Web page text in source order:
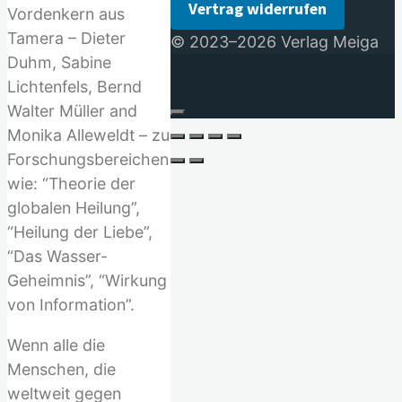
Vordenkern aus
Tamera – Dieter
Duhm, Sabine
Lichtenfels, Bernd
Walter Müller and
Monika Alleweldt – zu
Forschungsbereichen
wie: “Theorie der
globalen Heilung”,
“Heilung der Liebe”,
“Das Wasser-
Geheimnis”, “Wirkung
von Information”.
Wenn alle die
Menschen, die
weltweit gegen
Vertrag widerrufen
© 2023–2026 Verlag Meiga